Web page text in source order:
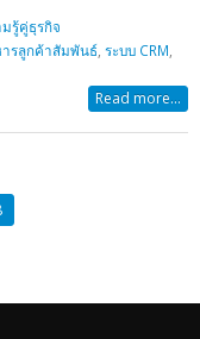
รู้คู่ธุรกิจ
ารลูกค้าสัมพันธ์, ระบบ CRM
Read more...